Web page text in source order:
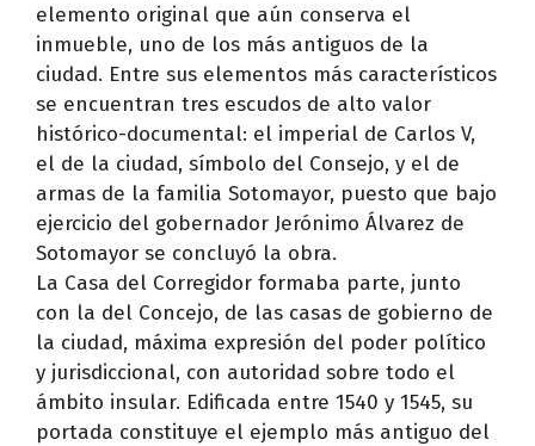
elemento original que aún conserva el
inmueble, uno de los más antiguos de la
ciudad. Entre sus elementos más característicos
se encuentran tres escudos de alto valor
histórico-documental: el imperial de Carlos V,
el de la ciudad, símbolo del Consejo, y el de
armas de la familia Sotomayor, puesto que bajo
ejercicio del gobernador Jerónimo Álvarez de
Sotomayor se concluyó la obra.
La Casa del Corregidor formaba parte, junto
con la del Concejo, de las casas de gobierno de
la ciudad, máxima expresión del poder político
y jurisdiccional, con autoridad sobre todo el
ámbito insular. Edificada entre 1540 y 1545, su
portada constituye el ejemplo más antiguo del